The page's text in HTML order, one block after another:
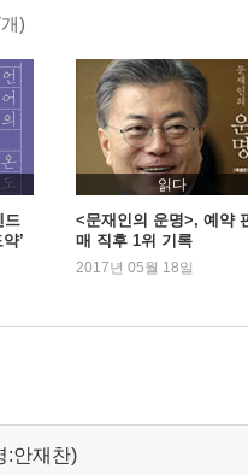
영혼의 동반자들과 함께
신은 길을 보여 주기 위해 길
전지대를 벗어나는 순간 시
겠는가 _인생을 놀이처럼
인생은 없다
가 _동굴 속 여인의 일화
여 주지 않는다 _사랑하면
언제인가 _춤 명상
자에서 치유자로
고통을 다루는 기술
)
드
’
읽다
<문재인의 운명>, 예약
매 직후 1위 기록
2017년 05월 18일
:안재찬)